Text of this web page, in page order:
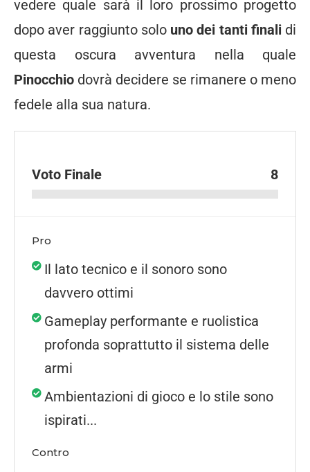
vedere quale sarà il loro prossimo progetto
dopo aver raggiunto solo uno dei tanti finalidi
questa oscura avventura nella quale
Pinocchio dovrà decidere se rimanere o meno
fedele alla sua natura.
Voto Finale 8
Pro
Il lato tecnico e il sonoro sono
davvero ottimi
Gameplay performante e ruolistica
profonda soprattutto il sistema delle
armi
Ambientazioni di gioco e lo stile sono
ispirati...
Contro